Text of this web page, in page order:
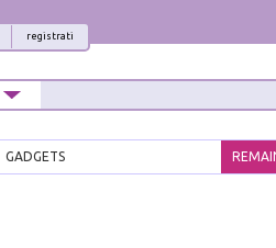
registrati
GADGETS